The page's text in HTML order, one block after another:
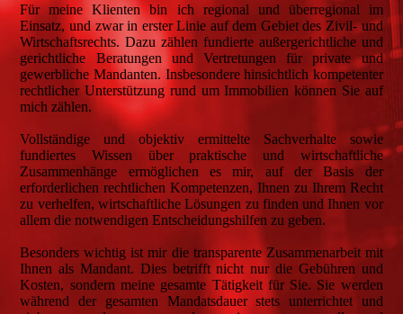
Für meine Klienten bin ich regional und überregional im
Einsatz, und zwar in erster Linie auf dem Gebiet des Zivil- und
Wirtschaftsrechts. Dazu zählen fundierte außergerichtliche und
gerichtliche Beratungen und Vertretungen für private und
gewerbliche Mandanten. Insbesondere hinsichtlich kompetenter
rechtlicher Unterstützung rund um Immobilien können Sie auf
mich zählen.
Vollständige und objektiv ermittelte Sachverhalte sowie
fundiertes Wissen über praktische und wirtschaftliche
Zusammenhänge ermöglichen es mir, auf der Basis der
erforderlichen rechtlichen Kompetenzen, Ihnen zu Ihrem Recht
zu verhelfen, wirtschaftliche Lösungen zu finden und Ihnen vor
allem die notwendigen Entscheidungshilfen zu geben.
Besonders wichtig ist mir die transparente Zusammenarbeit mit
Ihnen als Mandant. Dies betrifft nicht nur die Gebühren und
Kosten, sondern meine gesamte Tätigkeit für Sie. Sie werden
während der gesamten Mandatsdauer stets unterrichtet und